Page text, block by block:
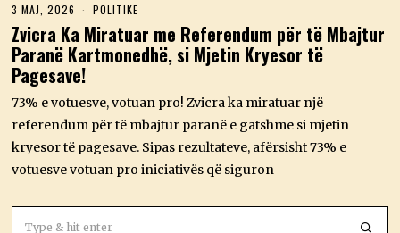
3 MAJ, 2026
A
J
,
2
2
6
POLITIKË
Zvicra Ka Miratuar me Referendum për të Mbajtur
Paranë Kartmonedhë, si Mjetin Kryesor të
Pagesave!
73% e votuesve, votuan pro! Zvicra ka miratuar një
referendum për të mbajtur paranë e gatshme si mjetin
kryesor të pagesave. Sipas rezultateve, afërsisht 73% e
votuesve votuan pro iniciativës që siguron